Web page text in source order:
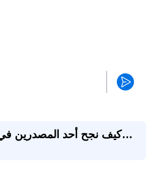
كيف نجح أحد المصدرين في